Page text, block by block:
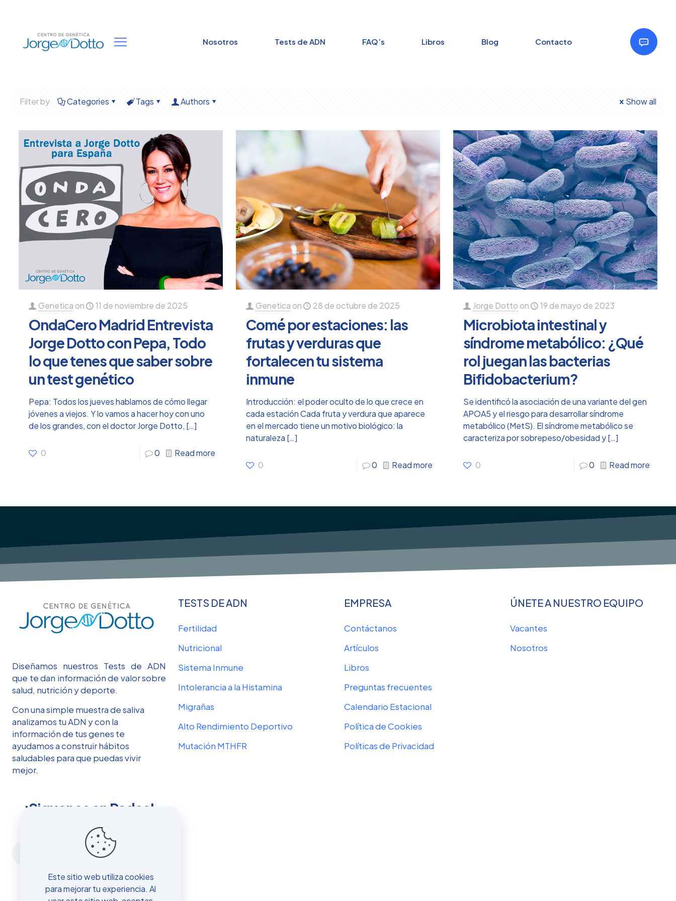
Nosotros Tests de ADN FAQ’s Libros Blog Contacto
Filter by Categories Tags Authors Show all
Genetica on 11 de noviembre de 2025
OndaCero Madrid Entrevista
Jorge Dotto con Pepa, Todo
lo que tenes que saber sobre
un test genético
Pepa: Todos los jueves hablamos de cómo llegar
jóvenes a viejos. Y lo vamos a hacer hoy con uno
de los grandes, con el doctor Jorge Dotto, […]
0 0 Read more
Genetica on 28 de octubre de 2025
Comé por estaciones: las
frutas y verduras que
fortalecen tu sistema
inmune
Introducción: el poder oculto de lo que crece en
cada estación Cada fruta y verdura que aparece
en el mercado tiene un motivo biológico: la
naturaleza […]
0 0 Read more
Jorge Dotto on 19 de mayo de 2023
Microbiota intestinal y
síndrome metabólico: ¿Qué
rol juegan las bacterias
Bifidobacterium?
Se identificó la asociación de una variante del gen
APOA5 y el riesgo para desarrollar síndrome
metabólico (MetS). El síndrome metabólico se
caracteriza por sobrepeso/obesidad y[…]
0 0 Read more
Diseñamos nuestros Tests de ADN
que te dan información de valor sobre
salud, nutrición y deporte.
Con una simple muestra de saliva
analizamos tu ADN y con la
información de tus genes te
ayudamos a construir hábitos
saludables para que puedas vivir
mejor.
¡Siguenos en Redes!
TESTS DE ADN
Fertilidad
Nutricional
Sistema Inmune
Intolerancia a la Histamina
Migrañas
Alto Rendimiento Deportivo
Mutación MTHFR
EMPRESA
Contáctanos
Artículos
Libros
Preguntas frecuentes
Calendario Estacional
Política de Cookies
Políticas de Privacidad
ÚNETE A NUESTRO EQUIPO
Vacantes
Nosotros
Este sitio web utiliza cookies
para mejorar tu experiencia. Al